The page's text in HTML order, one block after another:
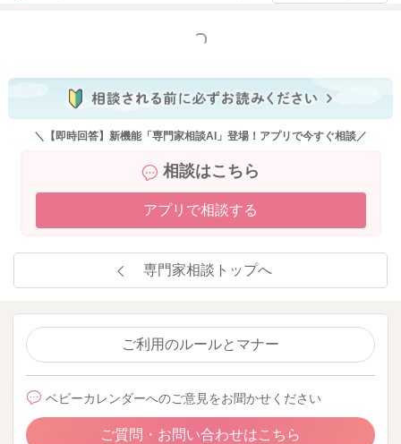
もっと見る
＼【即時回答】新機能「専門家相談AI」登場！アプリで今すぐ相談／
相談はこちら
アプリで相談する
専門家相談トップへ
ご利用のルールとマナー
ベビーカレンダーへのご意見をお聞かせください
ご質問・お問い合わせはこちら